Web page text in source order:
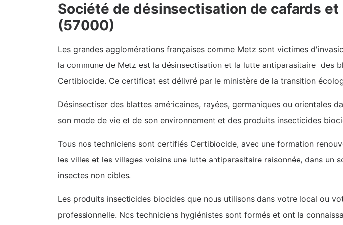
Société de désinsectisation de cafards
(57000)
Les grandes agglomérations françaises comme Metz sont victimes
la commune de Metz est la désinsectisation et la lutte antiparasitaire des
Certibiocide. Ce certificat est délivré par le ministère de la transition
Désinsectiser des blattes américaines, rayées, germaniques ou orientales
son mode de vie et de son environnement et des produits insecticides
Tous nos techniciens sont certifiés Certibiocide, avec une formation
les villes et les villages voisins une lutte antiparasitaire raisonnée, dans
insectes non cibles.
Les produits insecticides biocides que nous utilisons dans votre local ou
professionnelle. Nos techniciens hygiénistes sont formés et ont la